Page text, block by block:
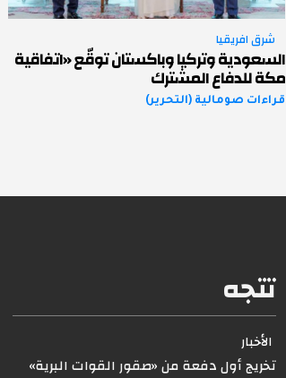
شرق افريقيا
السعودية وتركيا وباكستان توقّع «اتفاقية
مكة للدفاع المشترك
قراءات صومالية (التحرير)
تتجه
الأخبار
تخريج أول دفعة من «صقور القوات البرية»